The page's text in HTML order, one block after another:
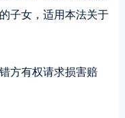
子女，适用本法关于
方有权请求损害赔